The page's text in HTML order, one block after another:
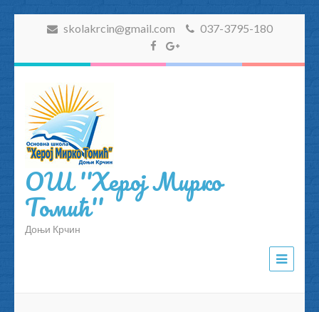
skolakrcin@gmail.com 037-3795-180
ОШ ''Херој Мирко
Томић''
Доњи Крчин